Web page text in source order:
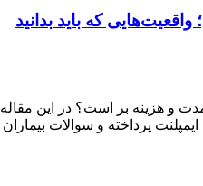
که باید بدانید
بر است؟ در این مقاله
و سوالات بیماران